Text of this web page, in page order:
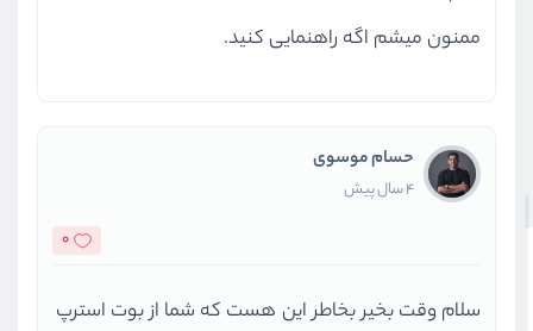
ممنون میشم اگه راهنمایی کنید.
حسام موسوی
4 سال پیش
0
سلام وقت بخیر بخاطر این هست که شما از بوت استرپ